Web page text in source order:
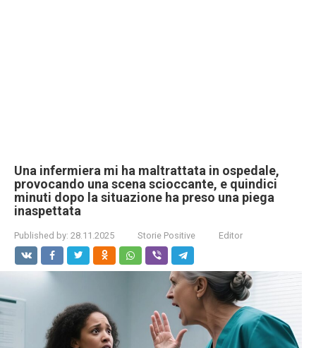
Una infermiera mi ha maltrattata in ospedale,
provocando una scena scioccante, e quindici
minuti dopo la situazione ha preso una piega
inaspettata
Published by: 28.11.2025 Storie Positive Editor